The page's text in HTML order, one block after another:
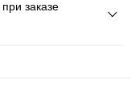
заказе